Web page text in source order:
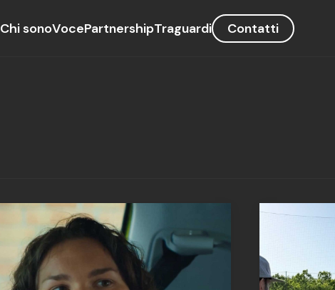
Chi sonoVocePartnershipTraguardi Contatti